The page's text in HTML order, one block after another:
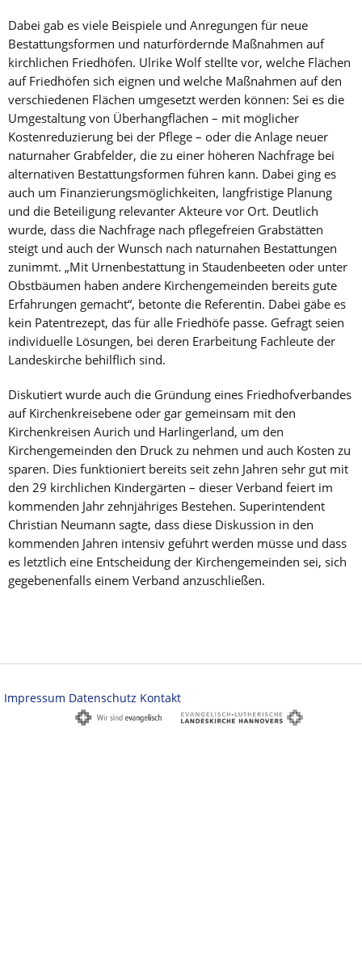
Dabei gab es viele Beispiele und Anregungen für neue
Bestattungsformen und naturfördernde Maßnahmen auf
kirchlichen Friedhöfen. Ulrike Wolf stellte vor, welche Flächen
auf Friedhöfen sich eignen und welche Maßnahmen auf den
verschiedenen Flächen umgesetzt werden können: Sei es die
Umgestaltung von Überhangflächen – mit möglicher
Kostenreduzierung bei der Pflege – oder die Anlage neuer
naturnaher Grabfelder, die zu einer höheren Nachfrage bei
alternativen Bestattungsformen führen kann. Dabei ging es
auch um Finanzierungsmöglichkeiten, langfristige Planung
und die Beteiligung relevanter Akteure vor Ort. Deutlich
wurde, dass die Nachfrage nach pflegefreien Grabstätten
steigt und auch der Wunsch nach naturnahen Bestattungen
zunimmt. „Mit Urnenbestattung in Staudenbeeten oder unter
Obstbäumen haben andere Kirchengemeinden bereits gute
Erfahrungen gemacht“, betonte die Referentin. Dabei gäbe es
kein Patentrezept, das für alle Friedhöfe passe. Gefragt seien
individuelle Lösungen, bei deren Erarbeitung Fachleute der
Landeskirche behilflich sind.
Diskutiert wurde auch die Gründung eines Friedhofverbandes
auf Kirchenkreisebene oder gar gemeinsam mit den
Kirchenkreisen Aurich und Harlingerland, um den
Kirchengemeinden den Druck zu nehmen und auch Kosten zu
sparen. Dies funktioniert bereits seit zehn Jahren sehr gut mit
den 29 kirchlichen Kindergärten – dieser Verband feiert im
kommenden Jahr zehnjähriges Bestehen. Superintendent
Christian Neumann sagte, dass diese Diskussion in den
kommenden Jahren intensiv geführt werden müsse und dass
es letztlich eine Entscheidung der Kirchengemeinden sei, sich
gegebenenfalls einem Verband anzuschließen.
Impressum Datenschutz Kontakt